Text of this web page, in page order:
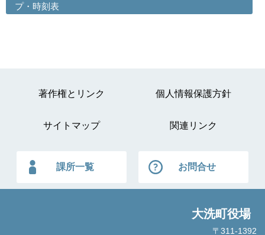
プ・時刻表
著作権とリンク 個人情報保護方針
サイトマップ 関連リンク
課所一覧 お問合せ
大洗町役場
〒311-1392